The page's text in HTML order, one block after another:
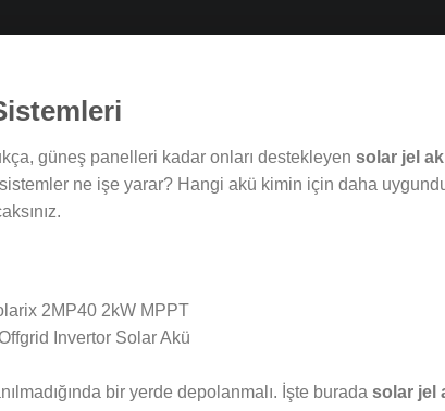
güneş panelleri kadar onları destekleyen solar jel
ne işe yarar? Hangi akü kimin için daha
bir yerde depolanmalı. İşte burada solar jel